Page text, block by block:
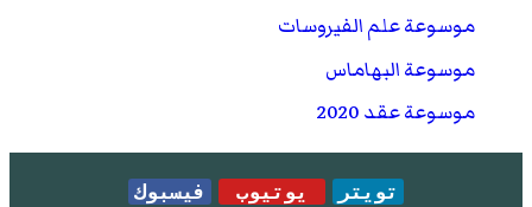
موسوعة علم الفيروسات
موسوعة البهاماس
موسوعة عقد 2020
تويتر يوتيوب
فيسبوك